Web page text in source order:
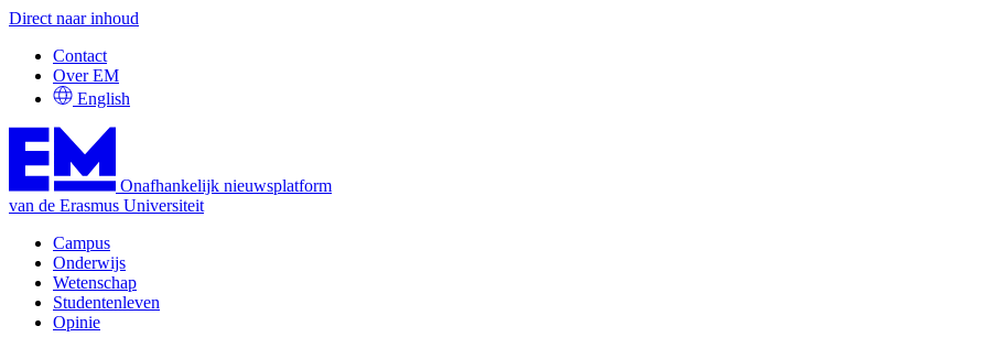
Direct naar inhoud
Contact
Over EM
English
Onafhankelijk nieuwsplatform
van de Erasmus Universiteit
Campus
Onderwijs
Wetenschap
Studentenleven
Opinie